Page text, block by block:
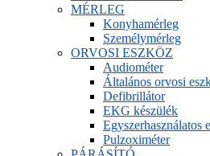
MÉRLEG
Konyhamérleg
Személymérleg
ORVOSI ESZKÖZ
Audiométer
Általános orvosi
Defibrillátor
EKG készülék
Egyszerhasználatos
Pulzoximéter